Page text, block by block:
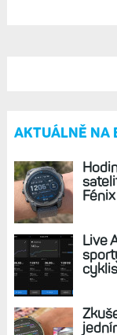
Garmin
funkcemi.